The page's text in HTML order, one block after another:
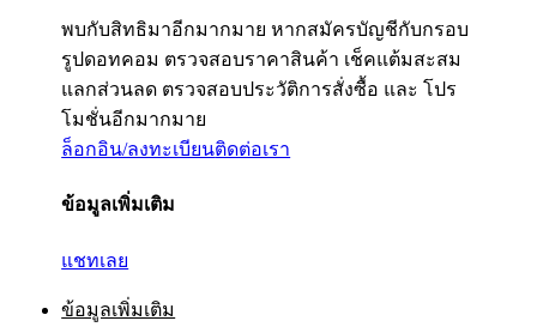
พบกับสิทธิมาอีกมากมาย หากสมัครบัญชีกับกรอบ
รูปดอทคอม ตรวจสอบราคาสินค้า เช็คแต้มสะสม
แลกส่วนลด ตรวจสอบประวัติการสั่งซื้อ และ โปร
โมชั่นอีกมากมาย
ล็อกอิน/ลงทะเบียนติดต่อเรา
ข้อมูลเพิ่มเติม
แชทเลย
ข้อมูลเพิ่มเติม